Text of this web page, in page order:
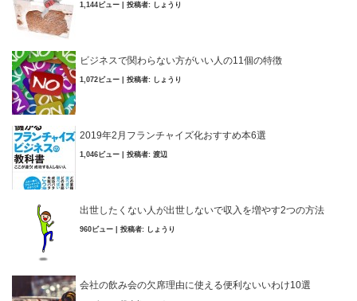
1,144ビュー 投稿者: しょうり
ビジネスで関わらない方がいい人の11個の特徴
1,072ビュー 投稿者: しょうり
2019年2月フランチャイズ化おすすめ本6選
1,046ビュー 投稿者: 渡辺
出世したくない人が出世しないで収入を増やす2つの方法
960ビュー 投稿者: しょうり
会社の飲み会の欠席理由に使える便利ないいわけ10選